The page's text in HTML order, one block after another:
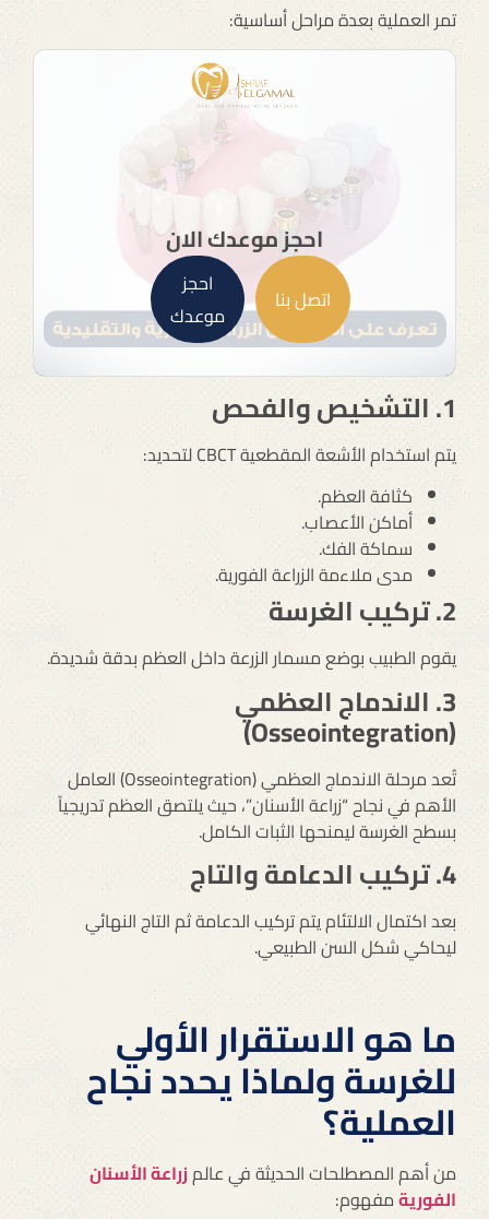
تمر العملية بعدة مراحل أساسية:
احجز موعدك الان
اتصل بنا
احجز
موعدك
1. التشخيص والفحص
يتم استخدام الأشعة المقطعية CBCT لتحديد:
كثافة العظم.
أماكن الأعصاب.
سماكة الفك.
مدى ملاءمة الزراعة الفورية.
2. تركيب الغرسة
يقوم الطبيب بوضع مسمار الزرعة داخل العظم بدقة شديدة.
3. الاندماج العظمي
(Osseointegration)
تُعد مرحلة الاندماج العظمي (Osseointegration) العامل
الأهم في نجاح “زراعة الأسنان”، حيث يلتصق العظم تدريجياً
بسطح الغرسة ليمنحها الثبات الكامل.
4. تركيب الدعامة والتاج
بعد اكتمال الالتئام يتم تركيب الدعامة ثم التاج النهائي
ليحاكي شكل السن الطبيعي.
ما هو الاستقرار الأولي
للغرسة ولماذا يحدد نجاح
العملية؟
من أهم المصطلحات الحديثة في عالمزراعة الأسنان
الفوريةمفهوم: